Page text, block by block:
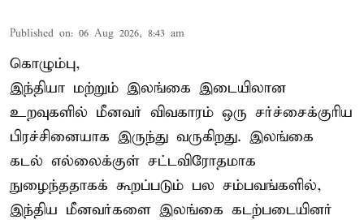
Published on: 06 Aug 2026, 8:43 am
கொழும்பு,
இந்தியா மற்றும் இலங்கை இடையிலான
உறவுகளில் மீனவர் விவகாரம் ஒரு சர்ச்சைக்குரிய
பிரச்சினையாக இருந்து வருகிறது. இலங்கை
கடல் எல்லைக்குள் சட்டவிரோதமாக
நுழைந்ததாகக் கூறப்படும் பல சம்பவங்களில்,
இந்திய மீனவர்களை இலங்கை கடற்படையினர்